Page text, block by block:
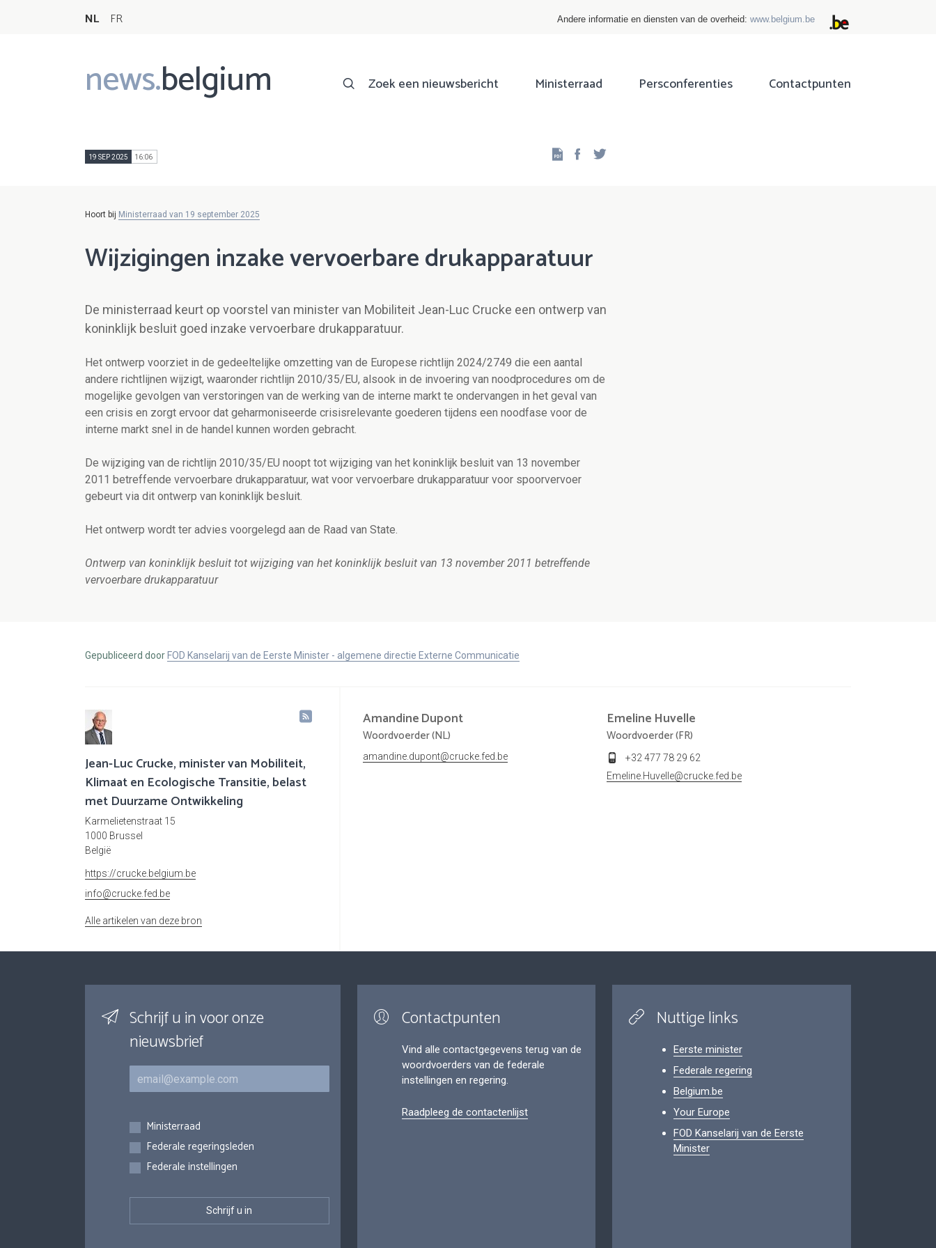
NL FR Andere informatie en diensten van de overheid: www.belgium.be
news.belgium
Main
navigation
Zoek een nieuwsbericht Ministerraad Persconferenties Contactpunten
19 SEP 2025 16:06 Facebook
Hoort bij Ministerraad van 19 september 2025
Wijzigingen inzake vervoerbare drukapparatuur
De ministerraad keurt op voorstel van minister van Mobiliteit Jean-Luc Crucke een ontwerp van
koninklijk besluit goed inzake vervoerbare drukapparatuur.
Het ontwerp voorziet in de gedeeltelijke omzetting van de Europese richtlijn 2024/2749 die een aantal
andere richtlijnen wijzigt, waaronder richtlijn 2010/35/EU, alsook in de invoering van noodprocedures om de
mogelijke gevolgen van verstoringen van de werking van de interne markt te ondervangen in het geval van
een crisis en zorgt ervoor dat geharmoniseerde crisisrelevante goederen tijdens een noodfase voor de
interne markt snel in de handel kunnen worden gebracht.
De wijziging van de richtlijn 2010/35/EU noopt tot wijziging van het koninklijk besluit van 13 november
2011 betreffende vervoerbare drukapparatuur, wat voor vervoerbare drukapparatuur voor spoorvervoer
gebeurt via dit ontwerp van koninklijk besluit.
Het ontwerp wordt ter advies voorgelegd aan de Raad van State.
Ontwerp van koninklijk besluit tot wijziging van het koninklijk besluit van 13 november 2011 betreffende
vervoerbare drukapparatuur
Gepubliceerd door FOD Kanselarij van de Eerste Minister - algemene directie Externe Communicatie
Jean-Luc Crucke, minister van Mobiliteit,
Klimaat en Ecologische Transitie, belast
met Duurzame Ontwikkeling
Karmelietenstraat 15
1000 Brussel
België
https://crucke.belgium.be
info@crucke.fed.be
Alle artikelen van deze bron
AmandineDupont
Woordvoerder (NL)
amandine.dupont@crucke.fed.be
Emeline Huvelle
Woordvoerder (FR)
+32 477 78 29 62
Emeline.Huvelle@crucke.fed.be
Schrijf u in voor onze
nieuwsbrief
E-mail
Inschrijvingen
Ministerraad
Federale regeringsleden
Federale instellingen
Contactpunten
Vind alle contactgegevens terug van de
woordvoerders van de federale
instellingen en regering.
Raadpleeg de contactenlijst
Nuttige links
Eerste minister
Federale regering
Belgium.be
Your Europe
FOD Kanselarij van de Eerste
Minister